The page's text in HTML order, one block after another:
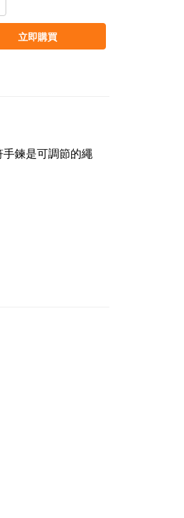
立即購買
手鍊是可調節的繩